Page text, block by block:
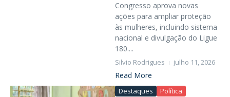
Congresso aprova novas
ações para ampliar proteção
às mulheres, incluindo sistema
nacional e divulgação do Ligue
180....
Silvio Rodrigues julho 11, 2026
Read More
Destaques Política